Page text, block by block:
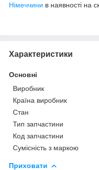
Німеччини в наявності на
Характеристики
Основні
Виробник
Країна виробник
Стан
Тип запчастини
Код запчастини
Сумісність з маркою
Приховати